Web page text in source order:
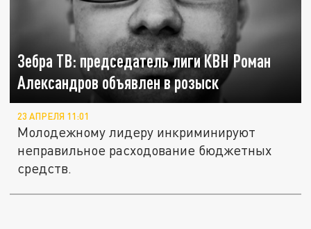
Зебра ТВ: председатель лиги КВН Роман
Александров объявлен в розыск
23 АПРЕЛЯ 11:01
Молодежному лидеру инкриминируют
неправильное расходование бюджетных
средств.